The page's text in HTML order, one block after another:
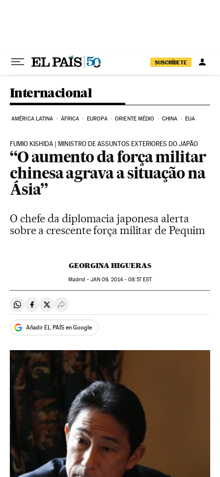
SUSCRÍBETE
Internacional
AMÉRICA LATINA ÁFRICA EUROPA ORIENTE MÉDIO CHINA EUA
FUMIO KISHIDA | MINISTRO DE ASSUNTOS EXTERIORES DO JAPÃO
“O aumento da força militar
chinesa agrava a situação na
Ásia”
O chefe da diplomacia japonesa alerta
sobre a crescente força militar de Pequim
GEORGINA HIGUERAS
Madrid - JAN 09, 2014 - 08:57EST
Compartir en Whatsapp
Compartir en Facebook
Compartir en Twitter
Desplegar Redes Sociales
Añadir EL PAÍS en Google